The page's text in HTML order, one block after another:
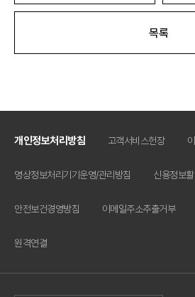
목록
개인정보처리방침 고객서비스헌장
영상정보처리기기운영/관리방침 신용정보
안전보건경영방침 이메일주소추출거부
원격연결